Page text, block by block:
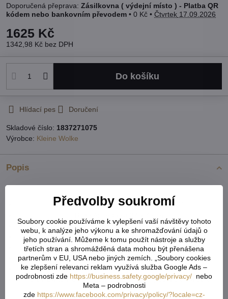
Zásilkovna ( výdejní místo ) - Platba QR
kódem nebo bankovním převodem • 0 Kč • Čtvrtek 17.09.2026
1625 Kč
1342,98 Kč bez DPH
Do košíku
Hlídací pes Doručení
Skladové číslo: 1837271075
Výrobce: Kleine Wolke
Popis
WC sedátko duroplast, SOFT CLOSING
rozteč 14cm
SOFT CLOSING - pomalé sklápění víka
Všechny kovové součástky jsou vyrobeny z nerezové oceli
Montáž zhora, rozpínací systém upevnění pantů
Odnímatelné wc sedátko pro snadnější čištění
barva:víko vrchní část motiv barevný/spodní část víka a
sedátko barva bílá
Předvolby soukromí
Soubory cookie používáme k vylepšení vaší návštěvy tohoto
webu, k analýze jeho výkonu a ke shromažďování údajů o
jeho používání. Můžeme k tomu použít nástroje a služby
třetích stran a shromážděná data mohou být přenášena
partnerům v EU, USA nebo jiných zemích. „Soubory cookies
ke zlepšení relevanci reklam využívá služba Google Ads –
podrobnosti zde https://business.safety.google/privacy/ nebo
Meta – podrobnosti
zde https://www.facebook.com/privacy/policy/?locale=cz-